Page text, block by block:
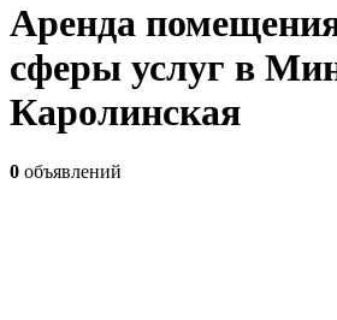
Аренда
сферы услуг в
Каролинская
0 объявлений